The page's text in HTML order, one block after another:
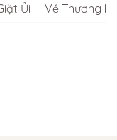
Ủi Về Thương